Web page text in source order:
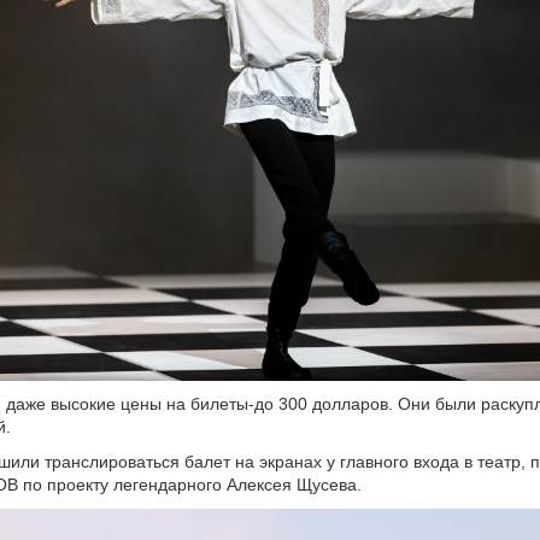
даже высокие цены на билеты-до 300 долларов. Они были
транслироваться балет на экранах у главного входа в театр,
по проекту легендарного Алексея Щусева.